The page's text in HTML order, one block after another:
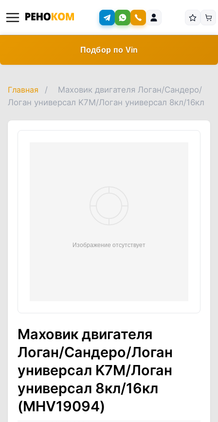
Подбор по Vin
Главная /
Маховик двигателя Логан/Сандеро/
Логан универсал K7M/Логан универсал 8кл/16кл
Маховик двигателя
Логан/Сандеро/Логан
универсал K7M/Логан
универсал 8кл/16кл
(MHV19094)